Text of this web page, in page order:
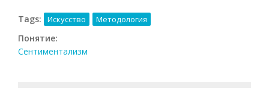
Tags: Искусство Методология
Понятие:
Сентиментализм